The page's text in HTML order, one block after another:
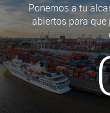
Ponemos a tu
abiertos para